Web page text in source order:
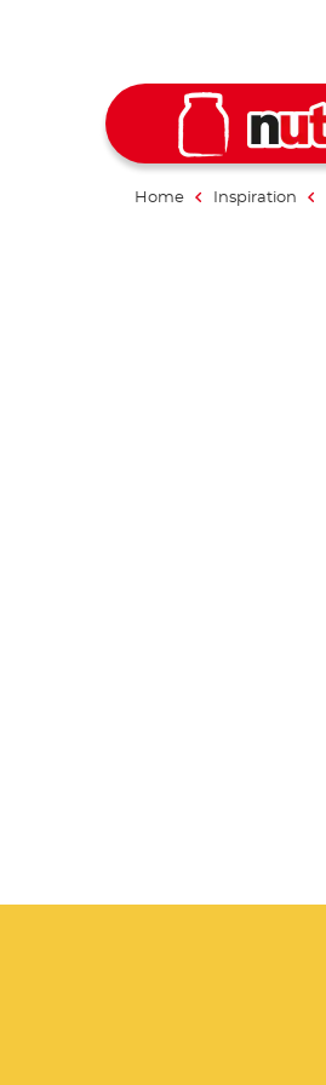
Home Inspiration